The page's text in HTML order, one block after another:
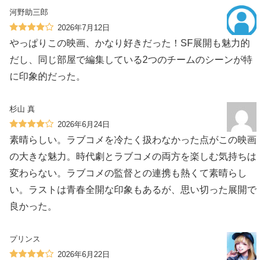
河野助三郎
2026年7月12日
やっぱりこの映画、かなり好きだった！SF展開も魅力的
だし、同じ部屋で編集している2つのチームのシーンが特
に印象的だった。
杉山 真
2026年6月24日
素晴らしい。ラブコメを冷たく扱わなかった点がこの映画
の大きな魅力。時代劇とラブコメの両方を楽しむ気持ちは
変わらない。ラブコメの監督との連携も熱くて素晴らし
い。ラストは青春全開な印象もあるが、思い切った展開で
良かった。
プリンス
2026年6月22日